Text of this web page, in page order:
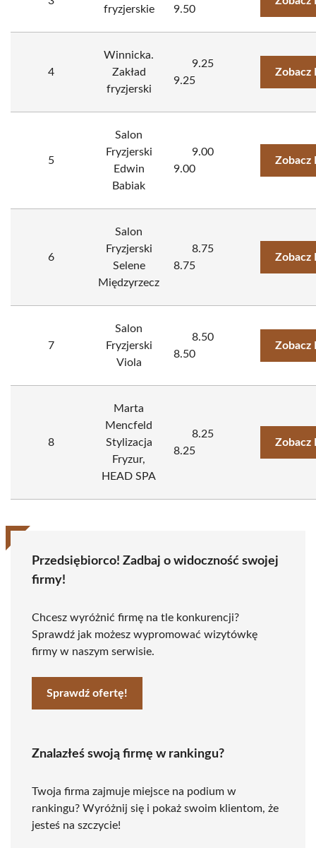
fryzjerskie
9.50
4
Winnicka.
Zakład
fryzjerski
9.25
9.25
Zobacz
5
Salon
Fryzjerski
Edwin
Babiak
9.00
9.00
Zobacz
6
Salon
Fryzjerski
Selene
Międzyrzecz
8.75
8.75
Zobacz
7
Salon
Fryzjerski
Viola
8.50
8.50
Zobacz
8
Marta
Mencfeld
Stylizacja
Fryzur,
HEAD SPA
8.25
8.25
Zobacz
Przedsiębiorco! Zadbaj o widoczność swojej
firmy!
Chcesz wyróżnić firmę na tle konkurencji?
Sprawdź jak możesz wypromować wizytówkę
firmy w naszym serwisie.
Sprawdź ofertę!
Znalazłeś swoją firmę w rankingu?
Twoja firma zajmuje miejsce na podium w
rankingu? Wyróżnij się i pokaż swoim klientom, że
jesteś na szczycie!